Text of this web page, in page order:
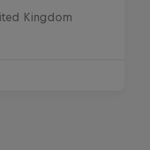
Kingdom